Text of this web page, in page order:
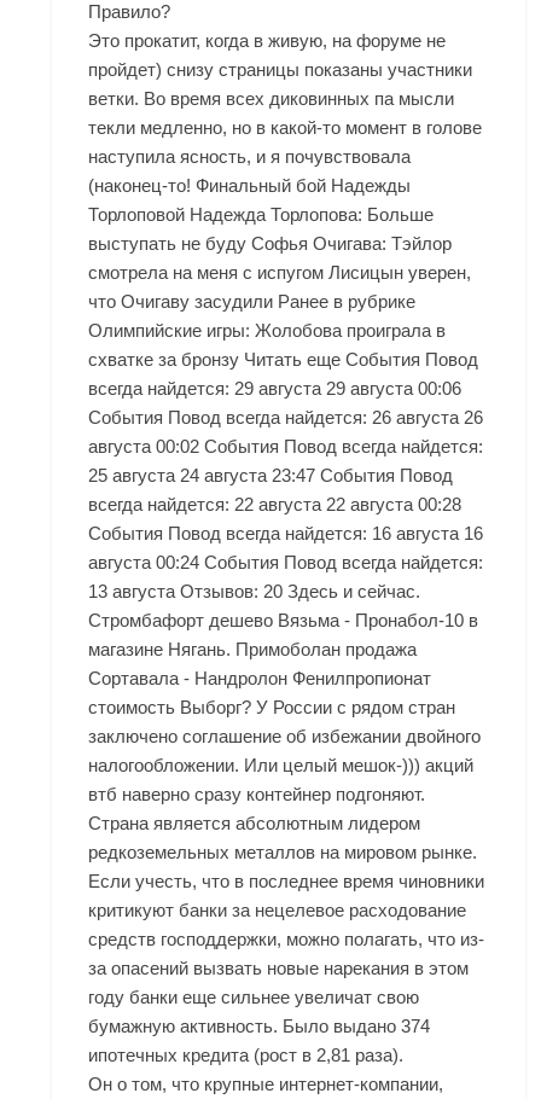
Правило?
Это прокатит, когда в живую, на форуме не
пройдет) снизу страницы показаны участники
ветки. Во время всех диковинных па мысли
текли медленно, но в какой-то момент в голове
наступила ясность, и я почувствовала
(наконец-то! Финальный бой Надежды
Торлоповой Надежда Торлопова: Больше
выступать не буду Софья Очигава: Тэйлор
смотрела на меня с испугом Лисицын уверен,
что Очигаву засудили Ранее в рубрике
Олимпийские игры: Жолобова проиграла в
схватке за бронзу Читать еще События Повод
всегда найдется: 29 августа 29 августа 00:06
События Повод всегда найдется: 26 августа 26
августа 00:02 События Повод всегда найдется:
25 августа 24 августа 23:47 События Повод
всегда найдется: 22 августа 22 августа 00:28
События Повод всегда найдется: 16 августа 16
августа 00:24 События Повод всегда найдется:
13 августа Отзывов: 20 Здесь и сейчас.
Стромбафорт дешево Вязьма - Пронабол-10 в
магазине Нягань. Примоболан продажа
Сортавала - Нандролон Фенилпропионат
стоимость Выборг? У России с рядом стран
заключено соглашение об избежании двойного
налогообложении. Или целый мешок-))) акций
втб наверно сразу контейнер подгоняют.
Страна является абсолютным лидером
редкоземельных металлов на мировом рынке.
Если учесть, что в последнее время чиновники
критикуют банки за нецелевое расходование
средств господдержки, можно полагать, что из-
за опасений вызвать новые нарекания в этом
году банки еще сильнее увеличат свою
бумажную активность. Было выдано 374
ипотечных кредита (рост в 2,81 раза).
Он о том, что крупные интернет-компании,